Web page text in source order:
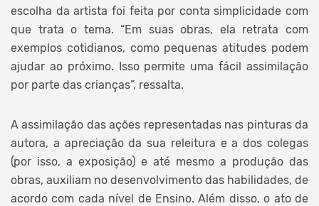
escolha da artista foi feita por conta simplicidade com
que trata o tema. “Em suas obras, ela retrata com
exemplos cotidianos, como pequenas atitudes podem
ajudar ao próximo. Isso permite uma fácil assimilação
por parte das crianças”, ressalta.
A assimilação das ações representadas nas pinturas da
autora, a apreciação da sua releitura e a dos colegas
(por isso, a exposição) e até mesmo a produção das
obras, auxiliam no desenvolvimento das habilidades, de
acordo com cada nível de Ensino. Além disso, o ato de